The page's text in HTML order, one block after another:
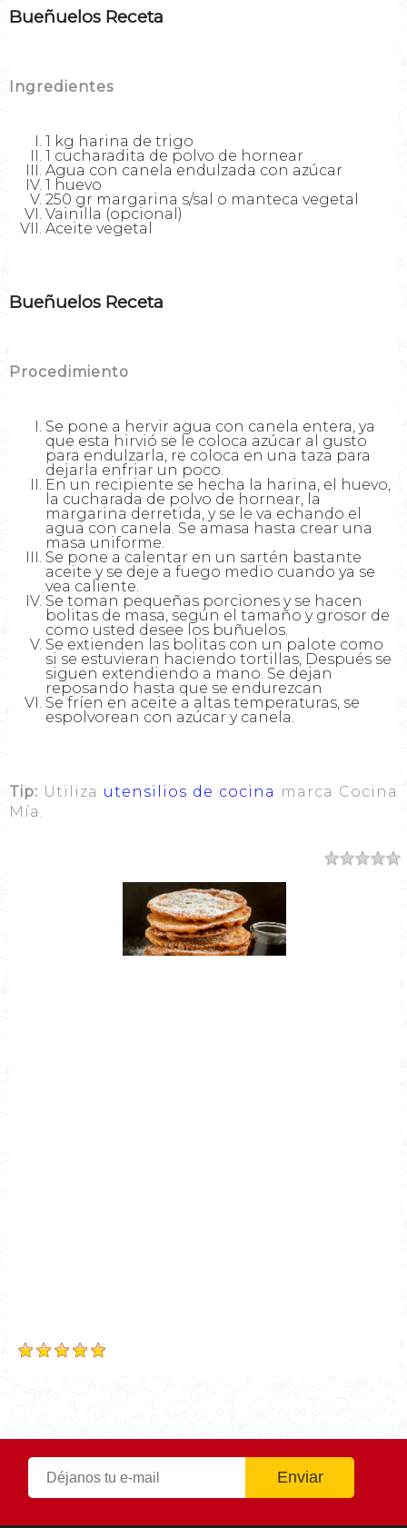
Bueñuelos Receta
Ingredientes
1 kg harina de trigo
1 cucharadita de polvo de hornear
Agua con canela endulzada con azúcar
1 huevo
250 gr margarina s/sal o manteca vegetal
Vainilla (opcional)
Aceite vegetal
Bueñuelos Receta
Procedimiento
Se pone a hervir agua con canela entera, ya
que esta hirvió se le coloca azúcar al gusto
para endulzarla, re coloca en una taza para
dejarla enfriar un poco.
En un recipiente se hecha la harina, el huevo,
la cucharada de polvo de hornear, la
margarina derretida, y se le va echando el
agua con canela. Se amasa hasta crear una
masa uniforme.
Se pone a calentar en un sartén bastante
aceite y se deje a fuego medio cuando ya se
vea caliente.
Se toman pequeñas porciones y se hacen
bolitas de masa, según el tamaño y grosor de
como usted desee los buñuelos.
Se extienden las bolitas con un palote como
si se estuvieran haciendo tortillas, Después se
siguen extendiendo a mano. Se dejan
reposando hasta que se endurezcan
Se fríen en aceite a altas temperaturas, se
espolvorean con azúcar y canela.
Tip: Utiliza utensilios de cocina marca Cocina
Mía.